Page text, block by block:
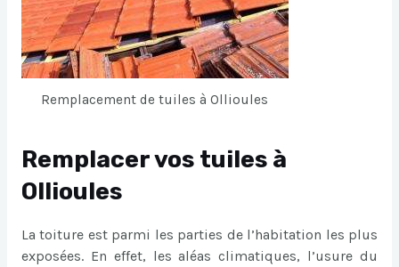
Remplacement de tuiles à Ollioules
Remplacer vos tuiles à
Ollioules
La toiture est parmi les parties de l’habitation les plus
exposées. En effet, les aléas climatiques, l’usure du